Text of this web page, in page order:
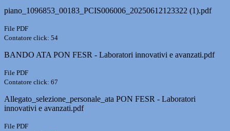
piano_1096853_00183_PCIS006006_20250612123322 (1).pdf
File PDF
Contatore click: 54
BANDO ATA PON FESR - Laboratori innovativi e avanzati.pdf
File PDF
Contatore click: 67
Allegato_selezione_personale_ata PON FESR - Laboratori
innovativi e avanzati.pdf
File PDF